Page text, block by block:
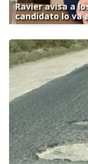
Ravier avisa a
candidato lo va